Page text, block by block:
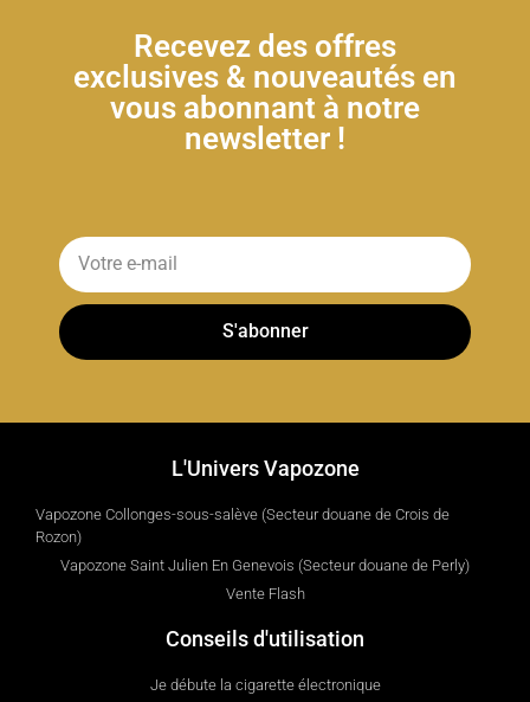
Recevez des offres
exclusives & nouveautés en
vous abonnant à notre
newsletter !
S'abonner
L'Univers Vapozone
Vapozone Collonges-sous-salève (Secteur douane de Crois de
Rozon)
Vapozone Saint Julien En Genevois (Secteur douane de Perly)
Vente Flash
Conseils d'utilisation
Je débute la cigarette électronique